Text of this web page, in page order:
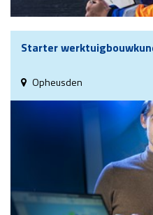
Starter
Opheusden